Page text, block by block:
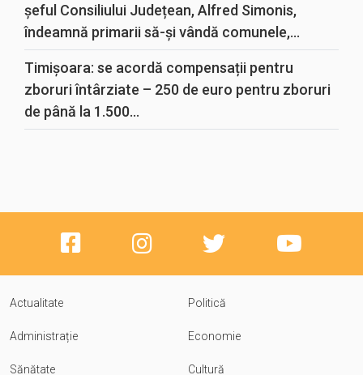
șeful Consiliului Județean, Alfred Simonis,
îndeamnă primarii să-și vândă comunele,...
Timișoara: se acordă compensații pentru
zboruri întârziate – 250 de euro pentru zboruri
de până la 1.500...
Actualitate Politică
Administrație Economie
Sănătate Cultură